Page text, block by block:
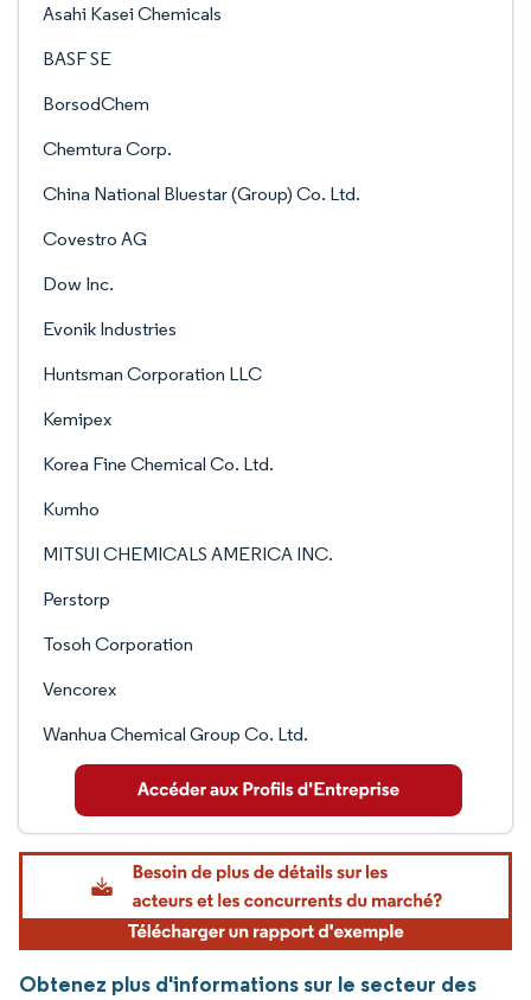
Asahi Kasei Chemicals
BASF SE
BorsodChem
Chemtura Corp.
China National Bluestar (Group) Co. Ltd.
Covestro AG
Dow Inc.
Evonik Industries
Huntsman Corporation LLC
Kemipex
Korea Fine Chemical Co. Ltd.
Kumho
MITSUI CHEMICALS AMERICA INC.
Perstorp
Tosoh Corporation
Vencorex
Wanhua Chemical Group Co. Ltd.
Obtenez plus d'informations sur le secteur des